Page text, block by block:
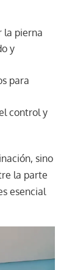
la pierna
y
para
control y
sino
la parte
esencial